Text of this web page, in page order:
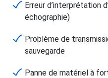
Erreur d’interprétation
échographie)
Problème de
sauvegarde
Panne de matériel à